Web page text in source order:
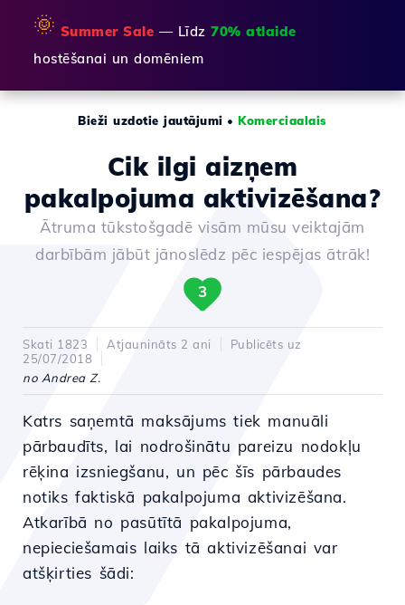
🌞 Summer Sale — Līdz 70% atlaide
hostēšanai un domēniem
Bieži uzdotie jautājumi •Komerciaalais
Cik ilgi aizņem
pakalpojuma aktivizēšana?
Ātruma tūkstošgadē visām mūsu veiktajām
darbībām jābūt jānoslēdz pēc iespējas ātrāk!
3
Skati 1823 Atjaunināts 2 ani
Publicēts uz
25/07/2018
no Andrea Z.
Katrs saņemtā maksājums tiek manuāli
pārbaudīts, lai nodrošinātu pareizu nodokļu
rēķina izsniegšanu, un pēc šīs pārbaudes
notiks faktiskā pakalpojuma aktivizēšana.
Atkarībā no pasūtītā pakalpojuma,
nepieciešamais laiks tā aktivizēšanai var
atšķirties šādi: